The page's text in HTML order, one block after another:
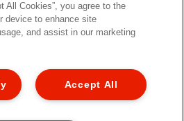
All Cookies”, you agree to the
device to enhance site
and assist in our marketing
Accept All